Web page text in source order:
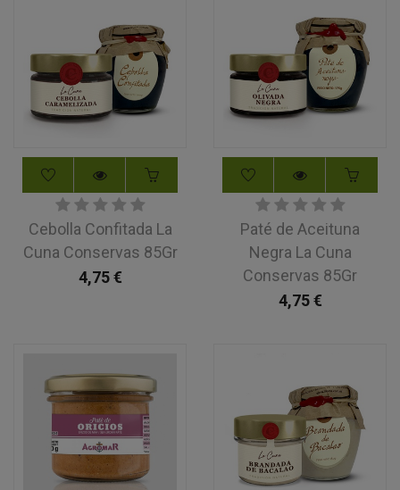
Cebolla Confitada La
Cuna Conservas 85Gr
4,75€
Paté de Aceituna
Negra La Cuna
Conservas 85Gr
4,75€